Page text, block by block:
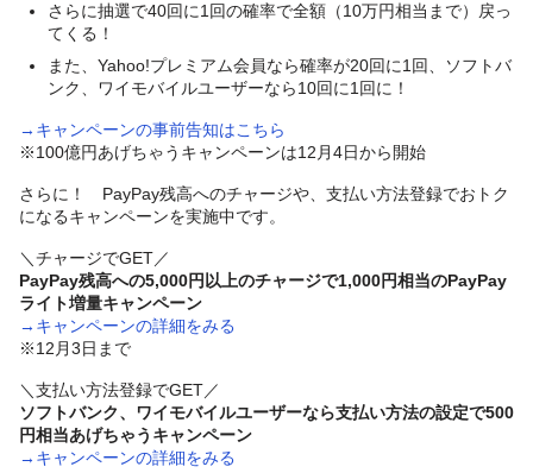
さらに抽選で40回に1回の確率で全額（10万円相当まで）戻っ
てくる！
また、Yahoo!プレミアム会員なら確率が20回に1回、ソフトバ
ンク、ワイモバイルユーザーなら10回に1回に！
→キャンペーンの事前告知はこちら
※100億円あげちゃうキャンペーンは12月4日から開始
さらに！ PayPay残高へのチャージや、支払い方法登録でおトク
になるキャンペーンを実施中です。
＼チャージでGET／
PayPay残高への5,000円以上のチャージで1,000円相当のPayPay
ライト増量キャンペーン
→キャンペーンの詳細をみる
※12月3日まで
＼支払い方法登録でGET／
ソフトバンク、ワイモバイルユーザーなら支払い方法の設定で500
円相当あげちゃうキャンペーン
→キャンペーンの詳細をみる